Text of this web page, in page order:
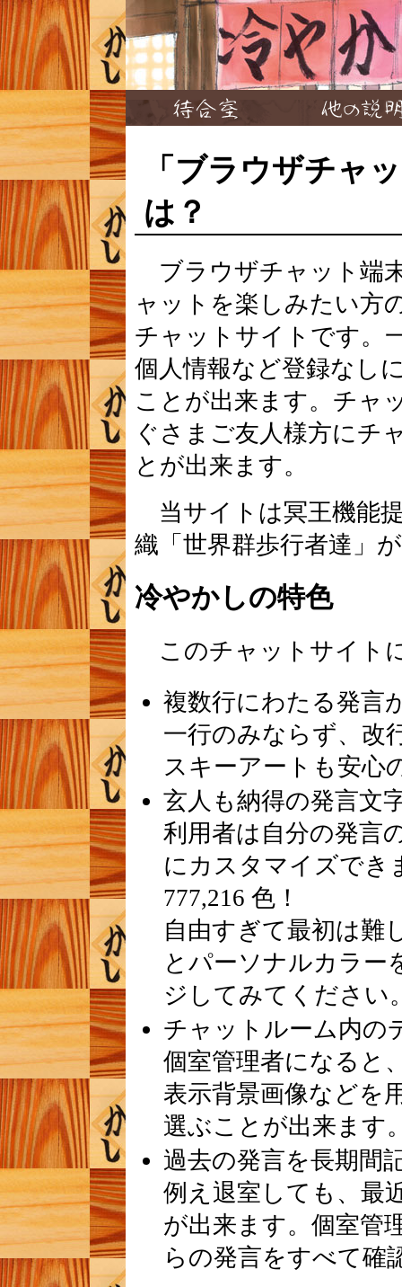
「ブラウザチャ
は？
ブラウザチャット端
ャットを楽しみたい方
チャットサイトです。
個人情報など登録なし
ことが出来ます。チャ
ぐさまご友人様方にチ
とが出来ます。
当サイトは冥王機能
織「世界群歩行者達」
冷やかしの特色
このチャットサイト
複数行にわたる発言
一行のみならず、改
スキーアートも安心
玄人も納得の発言文
利用者は自分の発言
にカスタマイズでき
777,216 色！
自由すぎて最初は難
とパーソナルカラー
ジしてみてください
チャットルーム内の
個室管理者になると
表示背景画像などを
選ぶことが出来ます
過去の発言を長期間
例え退室しても、最
が出来ます。個室管
らの発言をすべて確